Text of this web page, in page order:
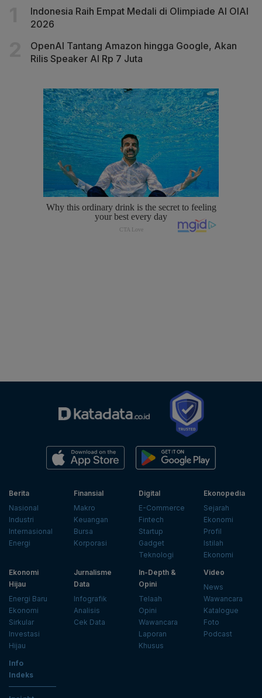
Indonesia Raih Empat Medali di Olimpiade AI OIAI
2026
OpenAI Tantang Amazon hingga Google, Akan
Rilis Speaker AI Rp 7 Juta
Berita
Nasional
Industri
Internasional
Energi
Finansial
Makro
Keuangan
Bursa
Korporasi
Digital
E-Commerce
Fintech
Startup
Gadget
Teknologi
Ekonopedia
Sejarah
Ekonomi
Profil
Istilah
Ekonomi
Ekonomi
Hijau
Energi Baru
Ekonomi
Sirkular
Investasi
Hijau
Jurnalisme
Data
Infografik
Analisis
Cek Data
In-Depth &
Opini
Telaah
Opini
Wawancara
Laporan
Khusus
Video
News
Wawancara
Katalogue
Foto
Podcast
Info
Indeks